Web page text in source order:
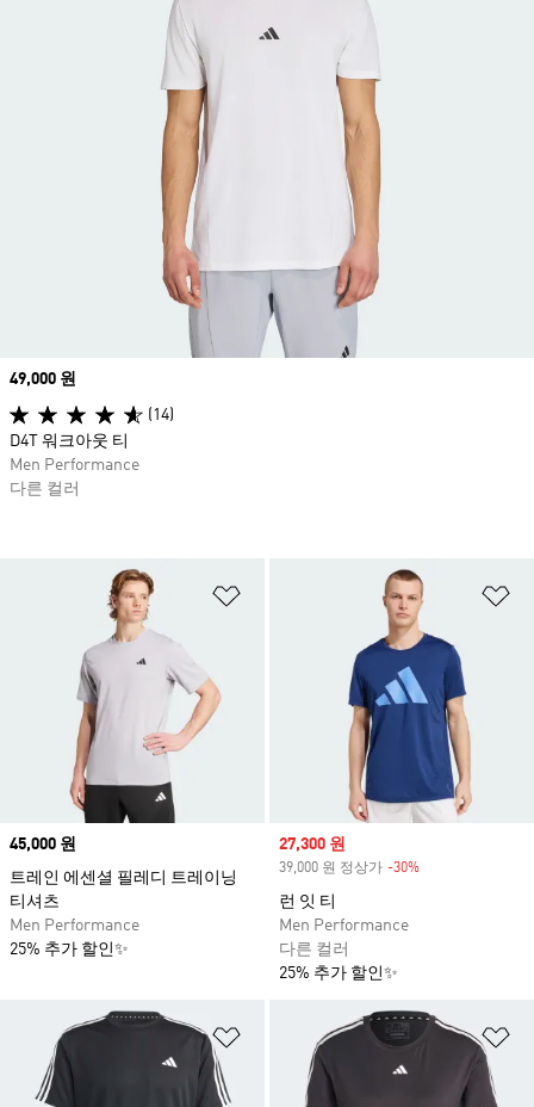
Price
45,000 원
트레인 에센셜 필레디 트레이닝
티셔츠
Men Performance
25% 추가 할인✨
Sale price
27,300 원
39,000 원 정상가 -30%
런 잇 티
Men Performance
다른 컬러
25% 추가 할인✨
위시리스트 담기
Price
49,000 원
(14)
D4T 워크아웃 티
Men Performance
다른 컬러